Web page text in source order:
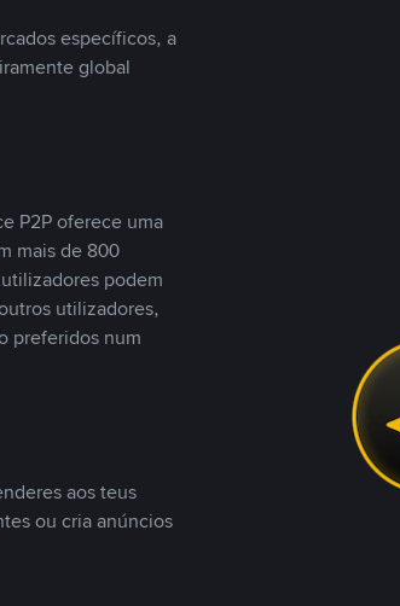
específicos, a
global
P2P oferece uma
mais de 800
podem
utilizadores,
preferidos num
aos teus
ou cria anúncios